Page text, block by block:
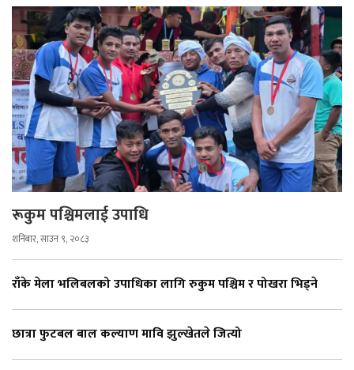
रूकुम पश्चिमलाई उपाधि
शनिबार, साउन ९, २०८३
राँके मेला भलिबलको उपाधिका लागि रुकुम पश्चिम र पोखरा भिड्ने
छात्रा फुटबल बाल कल्याण मावि झुल्खेतले जित्यो